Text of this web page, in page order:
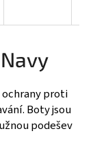
ochrany proti
Boty jsou
podešev